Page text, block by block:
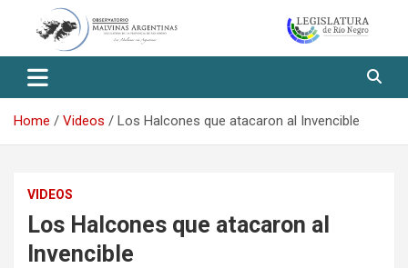
Observatorio Malvinas – Río
Negro
Home Videos Los Halcones que atacaron al Invencible
VIDEOS
Los Halcones que atacaron al
Invencible